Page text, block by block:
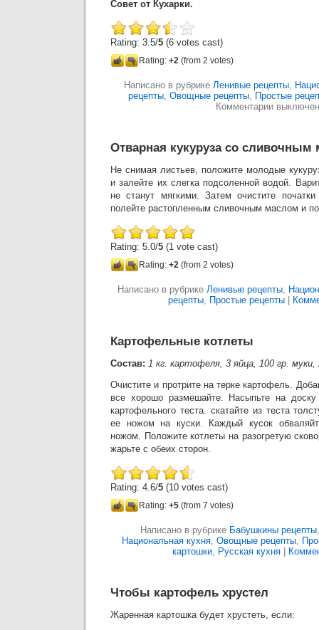
Совет от Кухарки.
Rating: 3.5/5 (6 votes cast)
Rating: +2 (from 2 votes)
Написано в рубрике Ленивые рецепты,
рецепты, Овощные рецепты, Простые
Комментарии
Отварная кукуруза со сливочным
Не снимая листьев, положите молодые
и залейте их слегка подсоленной водой.
не станут мягкими. Затем очистите
полейте растопленным сливочным маслом и
Rating: 5.0/5 (1 vote cast)
Rating: +2 (from 2 votes)
Написано в рубрике Ленивые рецепты,
рецепты, Простые рецепты|
Картофельные котлеты
Состав: 1 кг. картофеля, 3 яйца, 100 гр.
Очистите и протрите на терке картофель.
все хорошо размешайте. Насыпьте на
картофельного теста. скатайте из теста
ее ножом на куски. Каждый кусок
ножом. Положите котлеты на разогретую
жарьте с обеих сторон.
Rating: 4.6/5 (10 votes cast)
Rating: +5 (from 7 votes)
Написано в рубрике Бабушкины рецепты
Национальная кухня, Овощные рецепты,
картошки, Русская кухня|
Чтобы картофель хрустел
Жаренная картошка будет хрустеть, если: